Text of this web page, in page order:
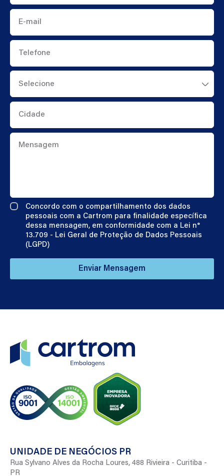
E-
mail
Telefone
Cidade
Mensagem
Concordo com o compartilhamento dos dados
pessoais com a Cartrom para finalidade específica
dessa mensagem, em conformidade com a Lei n°
13.709 - Lei Geral de Proteção de Dados Pessoais
(LGPD)
Enviar Mensagem
UNIDADE DE NEGÓCIOS PR
Rua Sylvano Alves da Rocha Loures, 488 Rivieira - Curitiba -
PR